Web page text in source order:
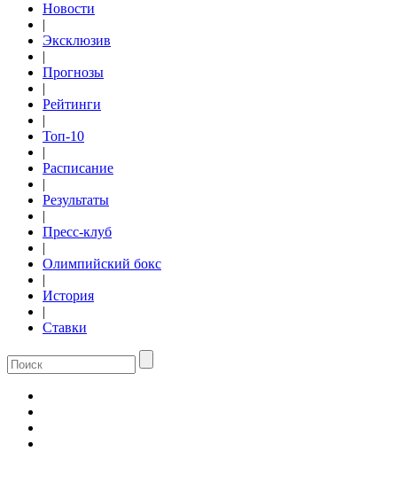
Новости
|
Эксклюзив
|
Прогнозы
|
Рейтинги
|
Топ-10
|
Расписание
|
Результаты
|
Пресс-клуб
|
Олимпийский бокс
|
История
|
Ставки